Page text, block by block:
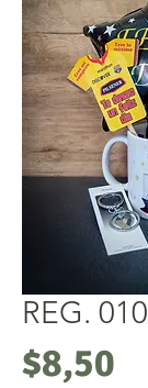
REG. 010
$8,50